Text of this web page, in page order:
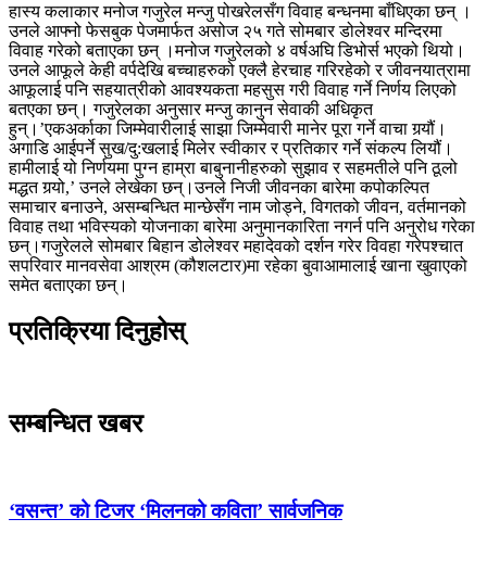
हास्य कलाकार मनोज गजुरेल मन्जु पोखरेलसँग विवाह बन्धनमा बाँधिएका छन् ।
उनले आफ्नो फेसबुक पेजमार्फत असोज २५ गते सोमबार डोलेश्वर मन्दिरमा
विवाह गरेको बताएका छन् ।मनोज गजुरेलको ४ वर्षअघि डिभोर्स भएको थियो।
उनले आफूले केही वर्पदेखि बच्चाहरुको एक्लै हेरचाह गरिरहेको र जीवनयात्रामा
आफूलाई पनि सहयात्रीको आवश्यकता महसुस गरी विवाह गर्ने निर्णय लिएको
बतएका छन्। गजुरेलका अनुसार मन्जु कानुन सेवाकी अधिकृत
हुन्।’एकअर्काका जिम्मेवारीलाई साझा जिम्मेवारी मानेर पूरा गर्ने वाचा गर्‍यौं।
अगाडि आईपर्ने सुख/दु:खलाई मिलेर स्वीकार र प्रतिकार गर्ने संकल्प लियौं।
हामीलाई यो निर्णयमा पुग्न हाम्रा बाबुनानीहरुको सुझाव र सहमतीले पनि ठूलो
मद्धत गर्‍यो,’ उनले लेखेका छन्।उनले निजी जीवनका बारेमा कपोकल्पित
समाचार बनाउने, असम्बन्धित मान्छेसँग नाम जोड्ने, विगतको जीवन, वर्तमानको
विवाह तथा भविस्यको योजनाका बारेमा अनुमानकारिता नगर्न पनि अनुरोध गरेका
छन्।गजुरेलले सोमबार बिहान डोलेश्वर महादेवको दर्शन गरेर विवहा गरेपश्चात
सपरिवार मानवसेवा आश्रम (कौशलटार)मा रहेका बुवाआमालाई खाना खुवाएको
समेत बताएका छन्।
प्रतिक्रिया दिनुहोस्
सम्बन्धित खबर
‘वसन्त’ को टिजर ‘मिलनको कविता’ सार्वजनिक